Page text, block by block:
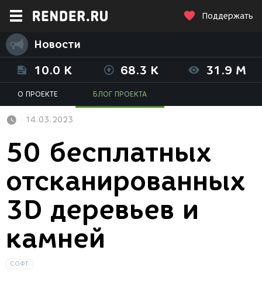
Поддержать
Новости
10.0 K 68.3 K 31.9 M
О ПРОЕКТЕ БЛОГ ПРОЕКТА
14.03.2023
50 бесплатных
отсканированных
3D деревьев и
камней
СОФТ